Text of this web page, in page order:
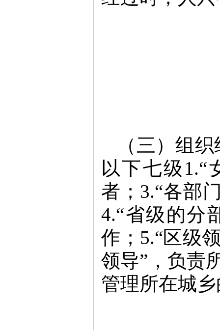
（三）组
以下七级1.“
者；3.“各部
4.“省级的分
作；5.“区级
领导”，负责
管理所在城